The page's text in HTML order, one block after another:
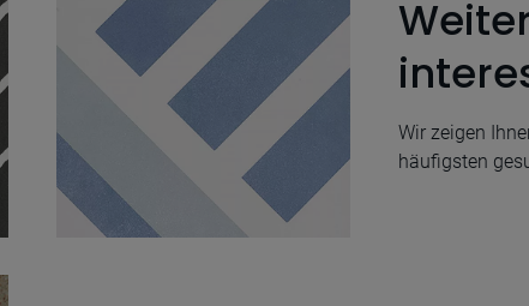
Wir zeigen
häufigsten